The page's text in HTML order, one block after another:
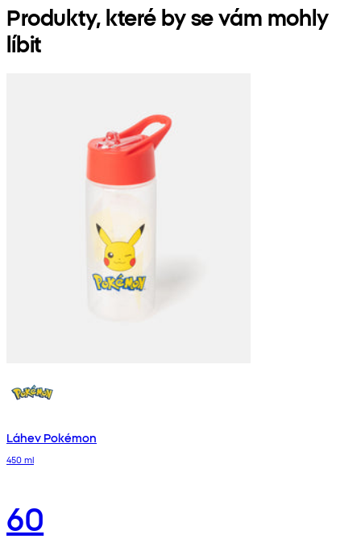
Produkty, které by se vám mohly
líbit
Láhev Pokémon
450 ml
60